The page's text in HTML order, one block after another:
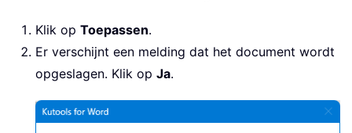
Klik op Toepassen.
Er verschijnt een melding dat het document wordt
opgeslagen. Klik op Ja.